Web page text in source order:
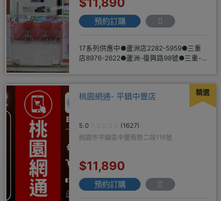
預約訂購
17系列供應中●蘆洲店2282-5959●三重
店8976-2622●蘆洲-復興路98號●三重-
精選
桃園網通- 平鎮中豐店
5.0
(1627)
桃園市平鎮區中豐南勢二段116號
$11,890
預約訂購